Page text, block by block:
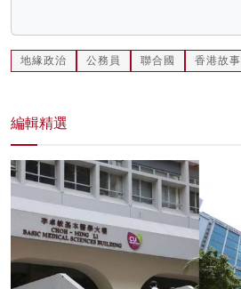
地緣政治 公務員 聯合國 香港故事
編輯精選